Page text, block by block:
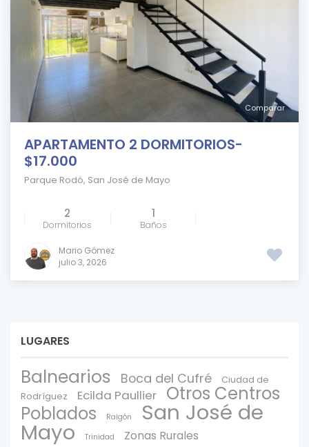
Comparar
APARTAMENTO 2 DORMITORIOS-
$17.000
Parque Rodó, San José de Mayo
2
Dormitorios
1
Baños
Mario Gómez
julio 3, 2026
LUGARES
Balnearios Boca del Cufré
Ciudad de
Rodríguez
Ecilda Paullier
Otros Centros
Poblados
Raigón San José de
Mayo Trinidad Zonas Rurales